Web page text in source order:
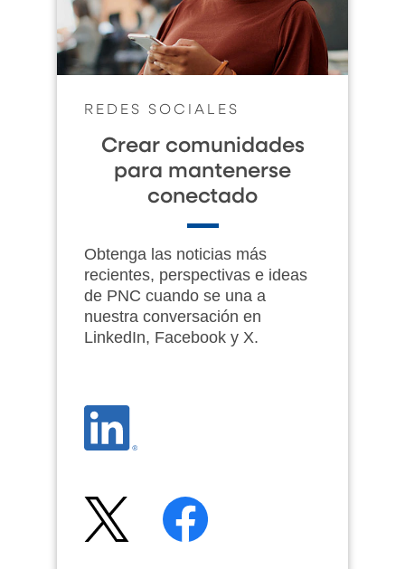
REDES SOCIALES
Crear comunidades
para mantenerse
conectado
Obtenga las noticias más
recientes, perspectivas e ideas
de PNC cuando se una a
nuestra conversación en
LinkedIn, Facebook y X.